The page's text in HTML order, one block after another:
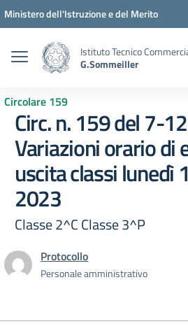
Vai ai contenuti
Vai al menu di navigazione
Vai al footer
Ministero dell'Istruzione e del Merito
Istituto Tecnico
G.Sommeiller
Circolare 159
Circ. n. 159 del 7-
Variazioni orario di
uscita classi lunedì
2023
Classe 2^C Classe 3^P
Protocollo
Personale amministrativo